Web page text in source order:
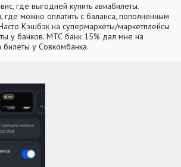
где выгодней купить авиабилеты.
где можно оплатить с баланса, пополненным
Кэшбэк на супермаркеты/маркетплейсы
у банков. МТС банк 15% дал мне на
билеты у Совкомбанка.